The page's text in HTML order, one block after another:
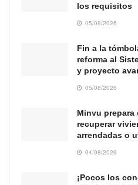
los requisitos
05/08/2026
Fin a la
reforma al
y proyecto
05/08/2026
Minvu prepara
recuperar
arrendadas o
04/08/2026
¡Pocos los